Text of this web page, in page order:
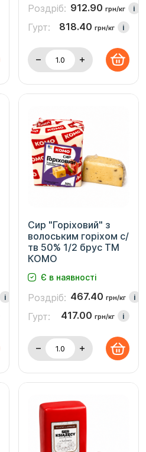
Роздріб: 912.90 грн/кг i
Гурт: 818.40 грн/кг i
i
Сир "Горіховий" з
волоським горіхом с/
тв 50% 1/2 брус ТМ
КОМО
Є в наявності
Роздріб: 467.40 грн/кг i
Гурт: 417.00 грн/кг i